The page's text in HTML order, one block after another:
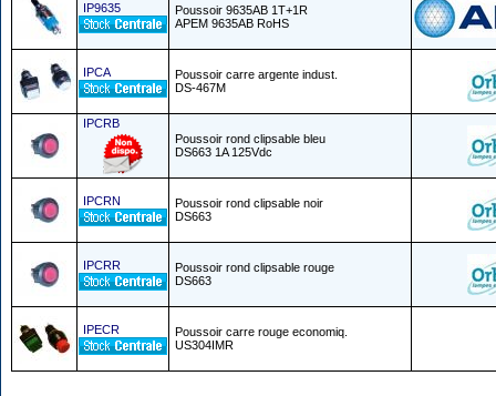
IP9635
Poussoir 9635AB 1T+1R
APEM 9635AB RoHS
IPCA
Poussoir carre argente indust.
DS-467M
IPCRB
Poussoir rond clipsable bleu
DS663 1A 125Vdc
IPCRN
Poussoir rond clipsable noir
DS663
IPCRR
Poussoir rond clipsable rouge
DS663
IPECR
Poussoir carre rouge economiq.
US304IMR